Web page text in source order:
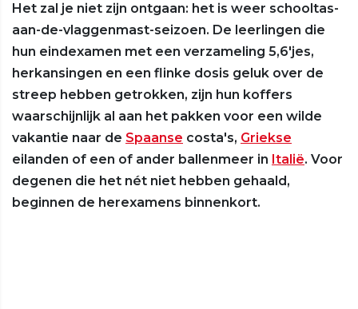
Het zal je niet zijn ontgaan: het is weer schooltas-
aan-de-vlaggenmast-seizoen. De leerlingen die
hun eindexamen met een verzameling 5,6'jes,
herkansingen en een flinke dosis geluk over de
streep hebben getrokken, zijn hun koffers
waarschijnlijk al aan het pakken voor een wilde
vakantie naar de Spaanse costa's, Griekse
eilanden of een of ander ballenmeer in Italië. Voor
degenen die het nét niet hebben gehaald,
beginnen de herexamens binnenkort.